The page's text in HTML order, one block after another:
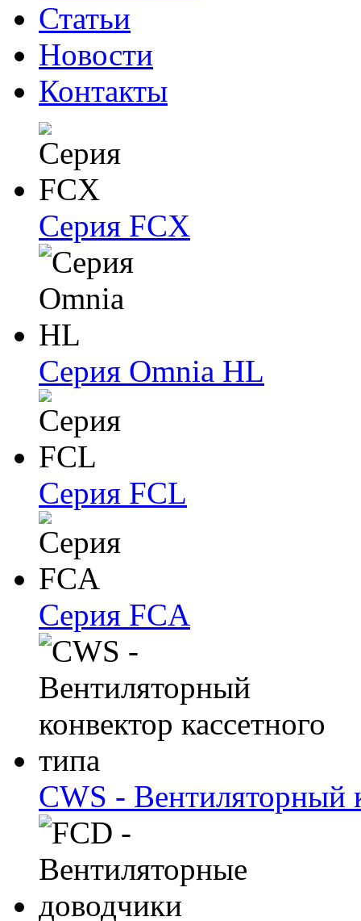
Статьи
Новости
Контакты
Серия FCX
Серия Omnia HL
Серия FCL
Серия FCA
CWS - Вентиляторный